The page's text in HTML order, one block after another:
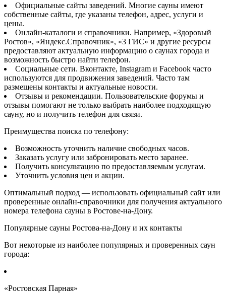
Официальные сайты заведений. Многие сауны имеют
собственные сайты, где указаны телефон, адрес, услуги и
цены.
Онлайн-каталоги и справочники. Например, «Здоровый
Ростов», «Яндекс.Справочник», «3 ГИС» и другие ресурсы
предоставляют актуальную информацию о саунах города и
возможность быстро найти телефон.
Социальные сети. Вконтакте, Instagram и Facebook часто
используются для продвижения заведений. Часто там
размещены контакты и актуальные новости.
Отзывы и рекомендации. Пользовательские форумы и
отзывы помогают не только выбрать наиболее подходящую
сауну, но и получить телефон для связи.
Преимущества поиска по телефону:
Возможность уточнить наличие свободных часов.
Заказать услугу или забронировать место заранее.
Получить консультацию по предоставляемым услугам.
Уточнить условия цен и акции.
Оптимальный подход — использовать официальный сайт или
проверенные онлайн-справочники для получения актуального
номера телефона сауны в Ростове-на-Дону.
Популярные сауны Ростова-на-Дону и их контакты
Вот некоторые из наиболее популярных и проверенных саун
города:
«Ростовская Парная»